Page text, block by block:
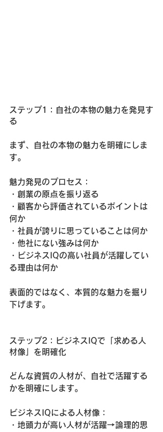
ステップ1：自社の本物の魅力を発見す
る
まず、自社の本物の魅力を明確にしま
す。
魅力発見のプロセス：
・創業の原点を振り返る
・顧客から評価されているポイントは
何か
・社員が誇りに思っていることは何か
・他社にない強みは何か
・ビジネスIQの高い社員が活躍してい
る理由は何か
表面的ではなく、本質的な魅力を掘り
下げます。
ステップ2：ビジネスIQで「求める人
材像」を明確化
どんな資質の人材が、自社で活躍する
かを明確にします。
ビジネスIQによる人材像：
・地頭力が高い人材が活躍→論理的思